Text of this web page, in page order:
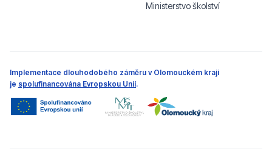
Ministerstvo školství
Implementace dlouhodobého záměru v Olomouckém kraji
je spolufinancována Evropskou Unií.